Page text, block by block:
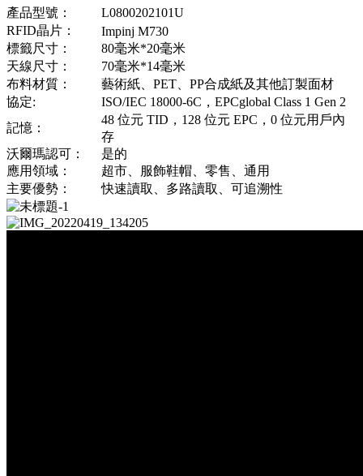
產品型號：
L0800202101U
RFID晶片：
Impinj M730
標籤尺寸：
80毫米*20毫米
天線尺寸：
70毫米*14毫米
布料材質：
藝術紙、PET、PP合成紙及其他訂製面材
協定:
ISO/IEC 18000-6C，EPCglobal Class 1 Gen 2
記憶：
48 位元 TID，128 位元 EPC，0 位元用戶內
存
沃爾瑪認可：
是的
應用領域：
超市、服飾鞋帽、零售、通用
主要優勢：
快速讀取、多路讀取、可追溯性